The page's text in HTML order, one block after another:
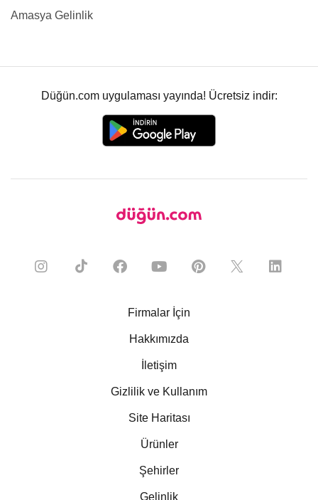
Amasya Gelinlik
Düğün.com uygulaması yayında! Ücretsiz indir:
Firmalar İçin
Hakkımızda
İletişim
Gizlilik ve Kullanım
Site Haritası
Ürünler
Şehirler
Gelinlik